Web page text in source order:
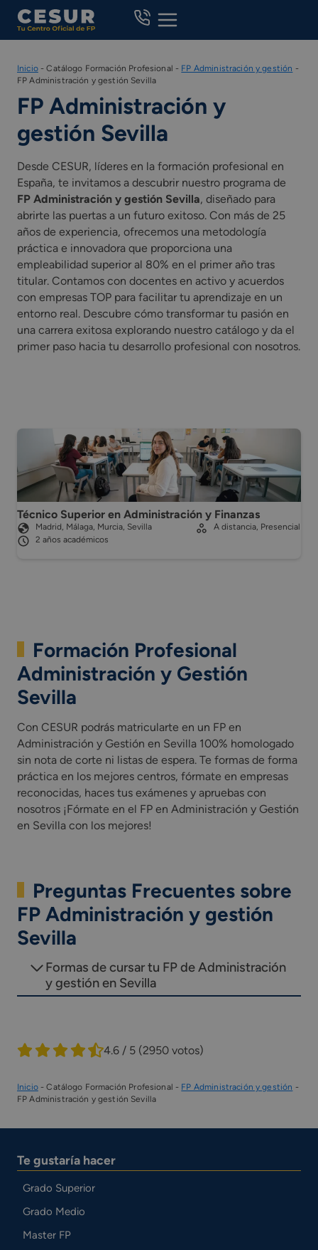
Skip
content
Inicio-Catálogo Formación Profesional - FP Administración y gestión -
FP Administración y gestión Sevilla
FP Administración y
gestión Sevilla
Desde CESUR, líderes en la formación profesional en
España, te invitamos a descubrir nuestro programa de
FP Administración y gestión Sevilla, diseñado para
abrirte las puertas a un futuro exitoso. Con más de 25
años de experiencia, ofrecemos una metodología
práctica e innovadora que proporciona una
empleabilidad superior al 80% en el primer año tras
titular. Contamos con docentes en activo y acuerdos
con empresas TOP para facilitar tu aprendizaje en un
entorno real. Descubre cómo transformar tu pasión en
una carrera exitosa explorando nuestro catálogo y da el
primer paso hacia tu desarrollo profesional con nosotros.
Técnico Superior en Administración y Finanzas
Madrid, Málaga, Murcia, Sevilla
2 años académicos
A distancia, Presencial
Formación Profesional
Administración y Gestión
Sevilla
Con CESUR podrás matricularte en un FP en
Administración y Gestión en Sevilla 100% homologado
sin nota de corte ni listas de espera. Te formas de forma
práctica en los mejores centros, fórmate en empresas
reconocidas, haces tus exámenes y apruebas con
nosotros ¡Fórmate en el FP en Administración y Gestión
en Sevilla con los mejores!
Preguntas Frecuentes sobre
FP Administración y gestión
Sevilla
Formas de cursar tu FP de Administración
y gestión en Sevilla
4.6 / 5 (2950 votos)
Inicio-Catálogo Formación Profesional - FP Administración y gestión -
FP Administración y gestión Sevilla
Te gustaría hacer
Grado Superior
Grado Medio
Master FP